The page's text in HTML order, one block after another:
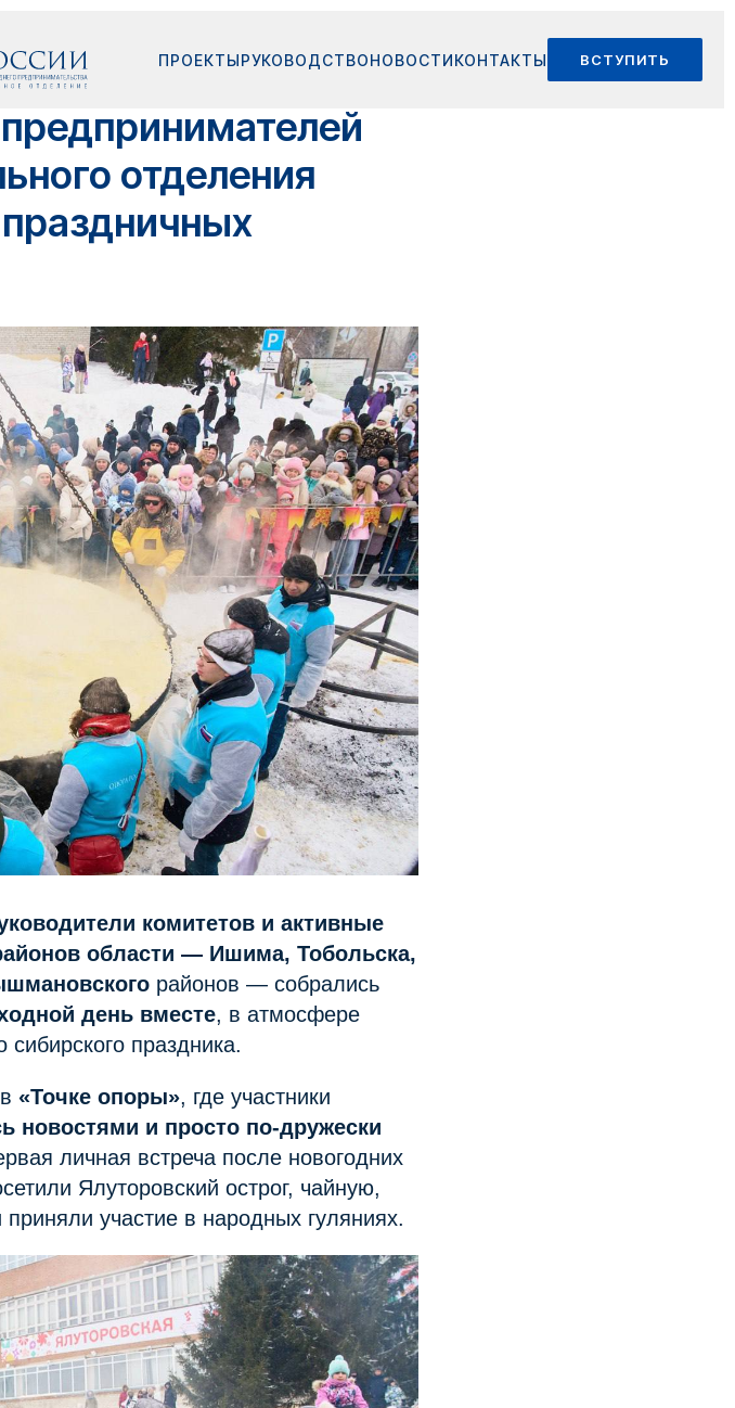
ПРОЕКТЫРУКОВОДСТВОНОВОСТИКОНТАКТЫ ВСТУПИТЬ
отделения
комитетов и активные
области — Ишима, Тобольска,
районов — собрались
день вместе, в атмосфере
праздника.
«Точке опоры», где участники
новостями и просто по-дружески
личная встреча после новогодних
Ялуторовский острог, чайную,
участие в народных гуляниях.